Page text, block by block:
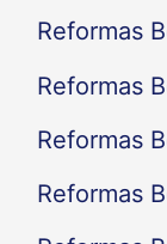
Reformas
Reformas
Reformas
Reformas